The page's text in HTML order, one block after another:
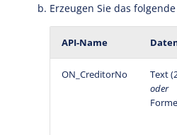
Erzeugen Sie das
API-Name
ON_CreditorNo
Text
oder